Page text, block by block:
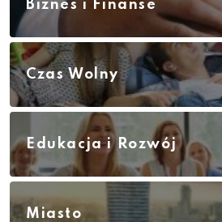
Biznes i Finanse
Czas Wolny
Edukacja i Rozwój
Miasto